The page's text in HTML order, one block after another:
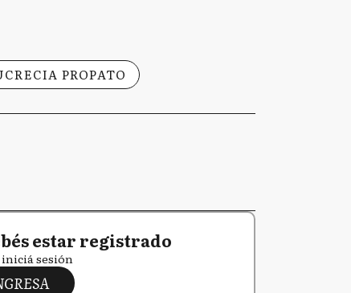
PROPATO
estar registrado
sesión